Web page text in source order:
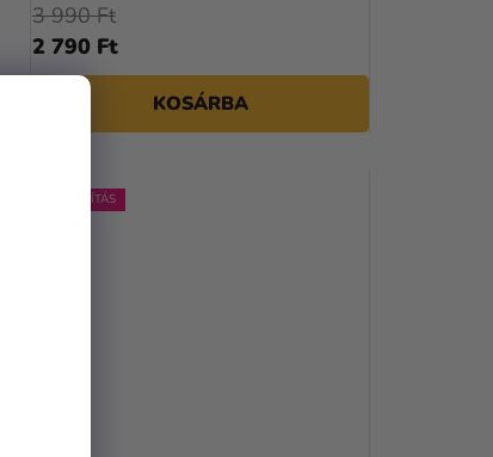
2 790 Ft
3 990 Ft
KOSÁRBA
KIÁRUSÍTÁS